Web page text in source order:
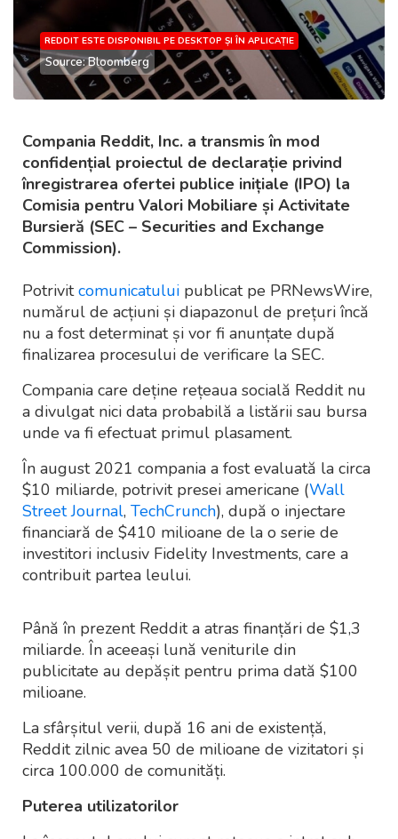
REDDIT ESTE DISPONIBIL PE DESKTOP ȘI ÎN APLICAȚIE
Source: Bloomberg
Compania Reddit, Inc. a transmis în mod
confidențial proiectul de declarație privind
înregistrarea ofertei publice inițiale (IPO) la
Comisia pentru Valori Mobiliare și Activitate
Bursieră (SEC – Securities and Exchange
Commission).
Potrivitcomunicatului publicat pe PRNewsWire,
numărul de acțiuni și diapazonul de prețuri încă
nu a fost determinat și vor fi anunțate după
finalizarea procesului de verificare la SEC.
Compania care deține rețeaua socială Reddit nu
a divulgat nici data probabilă a listării sau bursa
unde va fi efectuat primul plasament.
În august 2021 compania a fost evaluată la circa
$10 miliarde, potrivit presei americane (Wall
Street Journal, TechCrunch), după o injectare
financiară de $410 milioane de la o serie de
investitori inclusiv Fidelity Investments, care a
contribuit partea leului.
Până în prezent Reddit a atras finanțări de $1,3
miliarde. În aceeași lună veniturile din
publicitate au depășit pentru prima dată $100
milioane.
La sfârșitul verii, după 16 ani de existență,
Reddit zilnic avea 50 de milioane de vizitatori și
circa 100.000 de comunități.
Puterea utilizatorilor